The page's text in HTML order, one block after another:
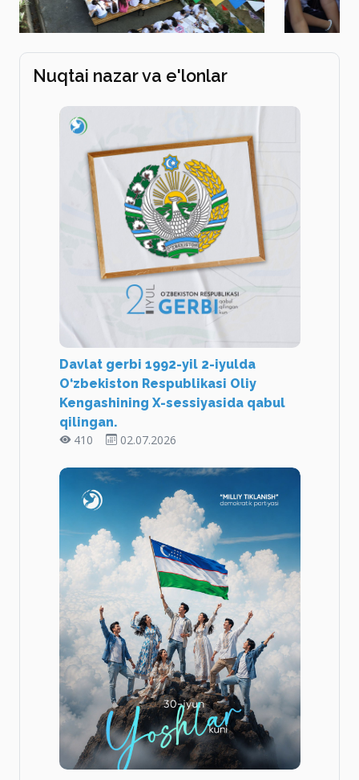
Nuqtai nazar va e'lonlar
Davlat gerbi 1992-yil 2-iyulda
O‘zbekiston Respublikasi Oliy
Kengashining X-sessiyasida qabul
qilingan.
410
02.07.2026